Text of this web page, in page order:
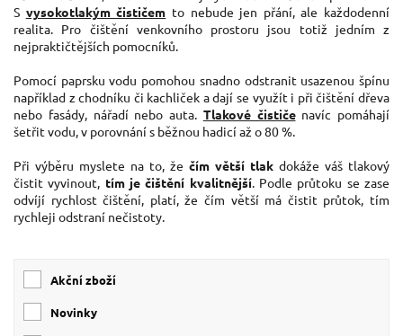
EXTOL-PREMIUM(1)
S vysokotlakým čističem to nebude jen přání, ale každodenní
realita. Pro čištění venkovního prostoru jsou totiž jedním z
nejpraktičtějších pomocníků.
Pomocí paprsku vodu pomohou snadno odstranit usazenou špínu
například z chodníku či kachliček a dají se využít i při čištění dřeva
nebo fasády, nářadí nebo auta. Tlakové čističenavíc pomáhají
šetřit vodu, v porovnání s běžnou hadicí až o 80 %.
Při výběru myslete na to, že čím větší tlak dokáže váš tlakový
čistit vyvinout, tím je čištění kvalitnější. Podle průtoku se zase
odvíjí rychlost čištění, platí, že čím větší má čistit průtok, tím
rychleji odstraní nečistoty.
Akční zboží
Novinky